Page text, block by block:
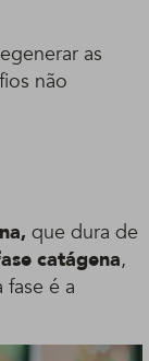
as
não
que dura de
catágena,
é a